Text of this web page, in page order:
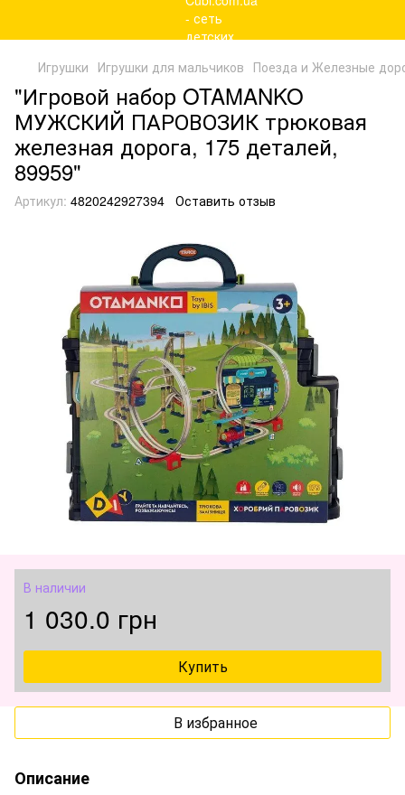
Игрушки Игрушки для мальчиков Поезда и Железные
"Игровой набор OTAMANKO
МУЖСКИЙ ПАРОВОЗИК трюковая
железная дорога, 175 деталей,
89959"
Артикул: 4820242927394 Оставить отзыв
В наличии
1 030.0 грн
Купить
В избранное
Описание